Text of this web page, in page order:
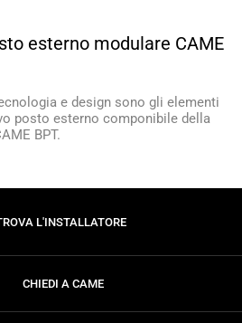
esterno modulare CAME
e design sono gli elementi
posto esterno componibile della
BPT.
L'INSTALLATORE
CHIEDI A CAME